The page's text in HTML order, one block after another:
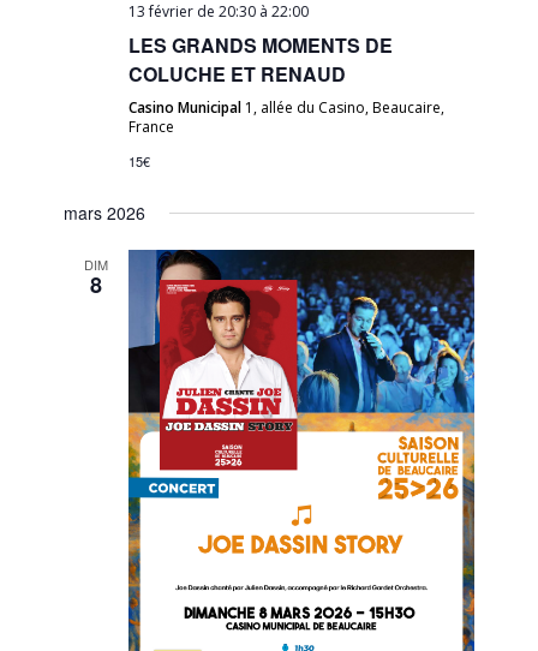
13 février de 20:30 à22:00
LES GRANDS MOMENTS DE
COLUCHE ET RENAUD
Casino Municipal 1, allée du Casino, Beaucaire,
France
15€
mars 2026
DIM
8